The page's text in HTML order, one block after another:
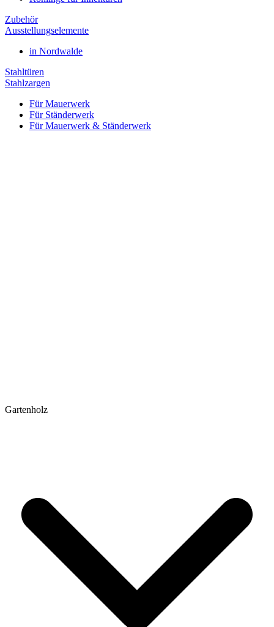
Zubehör
Ausstellungselemente
in Nordwalde
Stahltüren
Stahlzargen
Für Mauerwerk
Für Ständerwerk
Für Mauerwerk & Ständerwerk
Gartenholz